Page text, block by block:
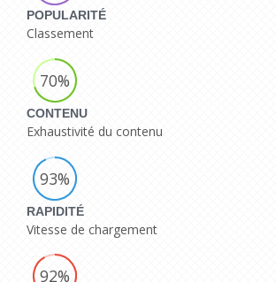
POPULARITÉ
Classement
70%
CONTENU
Exhaustivité du contenu
93%
RAPIDITÉ
Vitesse de chargement
92%